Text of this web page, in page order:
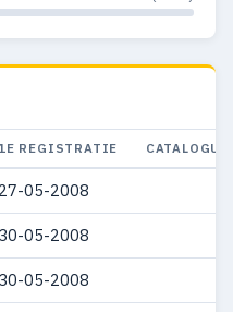
REGISTRATIE
27-05-2008
30-05-2008
30-05-2008